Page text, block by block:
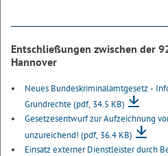
Entschließungen zwischen der
Hannover
Neues Bundeskriminalamtgesetz -
Grundrechte (pdf, 34.5 KB)
Gesetzesentwurf zur Aufzeichnung
unzureichend! (pdf, 36.4 KB)
Einsatz externer Dienstleister durch